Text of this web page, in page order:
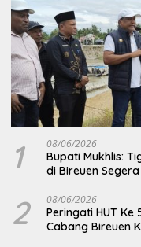
1 08/06/2026
Bupati Mukhlis:
di Bireuen
2 08/06/2026
Peringati HUT Ke
Cabang Bireuen